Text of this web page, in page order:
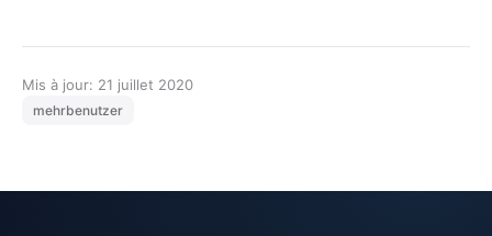
Mis à jour: 21 juillet 2020
mehrbenutzer